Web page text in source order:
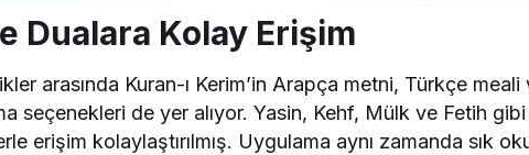
Dualara Kolay Erişim
arasında Kuran-ı Kerim’in Arapça metni, Türkçe meali
seçenekleri de yer alıyor. Yasin, Kehf, Mülk ve Fetih gibi
erişim kolaylaştırılmış. Uygulama aynı zamanda sık